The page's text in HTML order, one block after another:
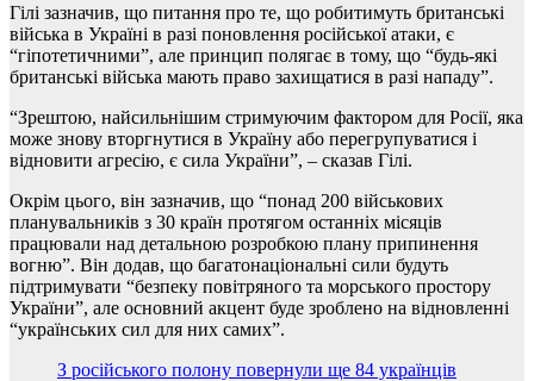
Гілі зазначив, що питання про те, що робитимуть британські
війська в Україні в разі поновлення російської атаки, є
“гіпотетичними”, але принцип полягає в тому, що “будь-які
британські війська мають право захищатися в разі нападу”.
“Зрештою, найсильнішим стримуючим фактором для Росії, яка
може знову вторгнутися в Україну або перегрупуватися і
відновити агресію, є сила України”, – сказав Гілі.
Окрім цього, він зазначив, що “понад 200 військових
планувальників з 30 країн протягом останніх місяців
працювали над детальною розробкою плану припинення
вогню”. Він додав, що багатонаціональні сили будуть
підтримувати “безпеку повітряного та морського простору
України”, але основний акцент буде зроблено на відновленні
“українських сил для них самих”.
З російського полону повернули ще 84 українців